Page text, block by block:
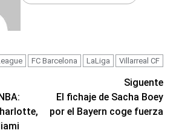
FC Barcelona LaLiga Villarreal CF
Siguente
El fichaje de Sacha Boey
por el Bayern coge fuerza